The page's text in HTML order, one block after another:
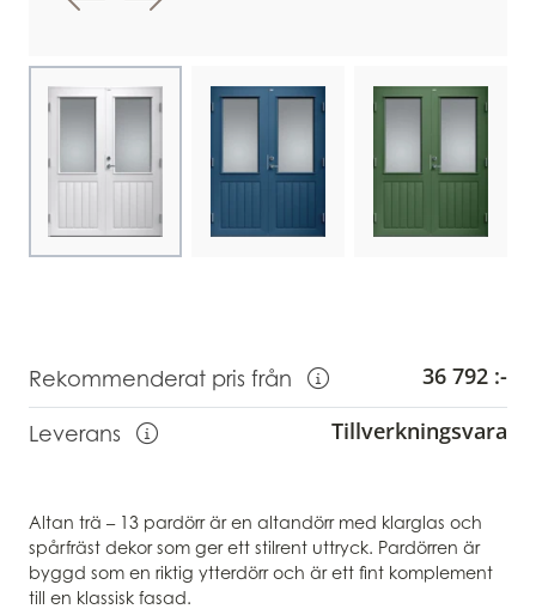
Choose image Choose image Choose image
Rekommenderat pris från
Visa information om
36 792 :-
Leverans
Tillverkningsvara
Altan trä – 13 pardörr är en altandörr med klarglas och
spårfräst dekor som ger ett stilrent uttryck. Pardörren är
byggd som en riktig ytterdörr och är ett fint komplement
till en klassisk fasad.